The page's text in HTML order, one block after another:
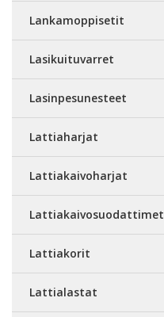
Lankamoppisetit
Lasikuituvarret
Lasinpesunesteet
Lattiaharjat
Lattiakaivoharjat
Lattiakaivosuodattimet
Lattiakorit
Lattialastat